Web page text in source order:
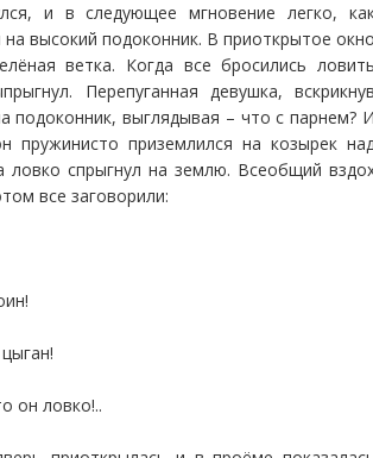
и в следующее мгновение легко,
на высокий подоконник. В приоткрытое
ветка. Когда все бросились
Перепуганная девушка,
подоконник, выглядывая – что с парнем?
пружинисто приземлился на козырек
ловко спрыгнул на землю. Всеобщий
все заговорили:
он ловко!..